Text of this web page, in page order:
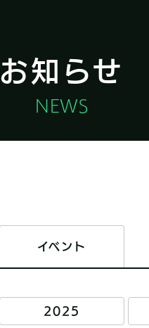
お知らせ
NEWS
イベント
2025